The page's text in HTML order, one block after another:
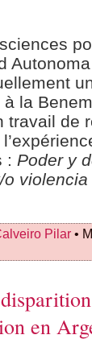
la
travail de
: Poder y
violencia
Pilar •
en